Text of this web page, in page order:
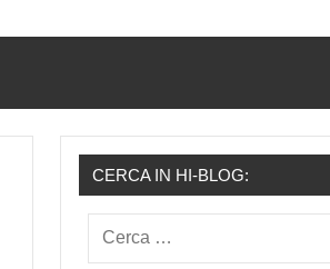
CERCA IN HI-BLOG:
Ricerca
per: